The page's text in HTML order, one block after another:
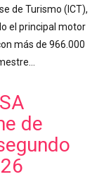
de Turismo (ICT),
el principal motor
más de 966.000
de